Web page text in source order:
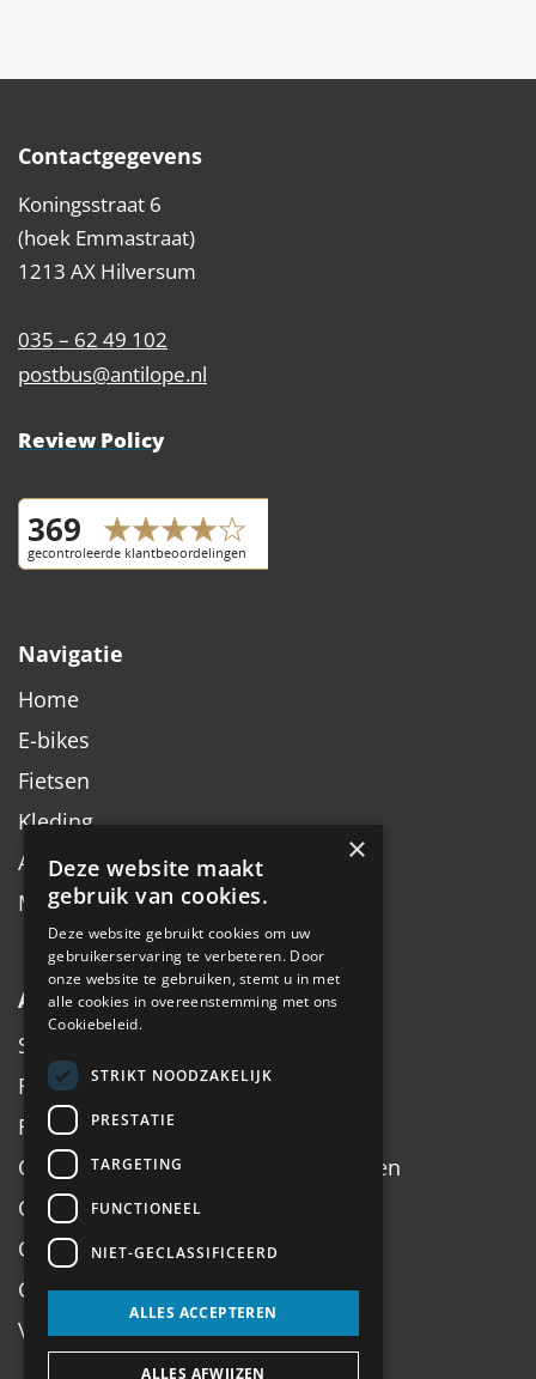
Contactgegevens
Koningsstraat 6
(hoek Emmastraat)
1213 AX Hilversum
035 – 62 49 102
postbus@antilope.nl
Review Policy
Navigatie
Home
E-bikes
Fietsen
Kleding
Accessoires
Merken
Algemeen
Service
Fiets inruilen
Fietsadvies op maat
Onderhoud, Service, Halen & Brengen
Onderhoud Brompton
Openingstijden
Contact
Veel gestelde vragen
×
Deze website maakt
gebruik van cookies.
Deze website gebruikt cookies om uw
gebruikerservaring te verbeteren. Door
onze website te gebruiken, stemt u in met
alle cookies in overeenstemming met ons
Cookiebeleid.
STRIKT NOODZAKELIJK
PRESTATIE
TARGETING
FUNCTIONEEL
NIET-GECLASSIFICEERD
ALLES ACCEPTEREN
ALLES AFWIJZEN